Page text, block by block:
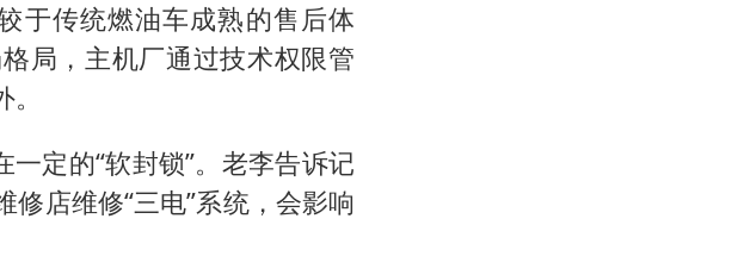
于传统燃油车成熟的售后体
局，主机厂通过技术权限管
定的“软封锁”。老李告诉记
店维修“三电”系统，会影响